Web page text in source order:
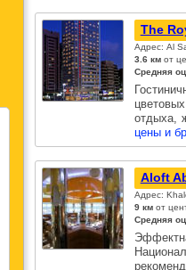
The
Адрес: Al
3.6 кмот
Средняя
отдыха,
цены и
Aloft
Адрес:
9 кмот
Средняя